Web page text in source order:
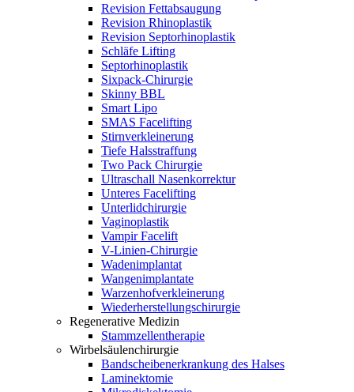
Revision Fettabsaugung
Revision Rhinoplastik
Revision Septorhinoplastik
Schläfe Lifting
Septorhinoplastik
Sixpack-Chirurgie
Skinny BBL
Smart Lipo
SMAS Facelifting
Stirnverkleinerung
Tiefe Halsstraffung
Two Pack Chirurgie
Ultraschall Nasenkorrektur
Unteres Facelifting
Unterlidchirurgie
Vaginoplastik
Vampir Facelift
V-Linien-Chirurgie
Wadenimplantat
Wangenimplantate
Warzenhofverkleinerung
Wiederherstellungschirurgie
Regenerative Medizin
Stammzellentherapie
Wirbelsäulenchirurgie
Bandscheibenerkrankung des Halses
Laminektomie